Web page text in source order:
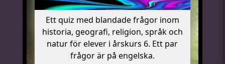
Ett quiz med blandade frågor inom
historia, geografi, religion, språk och
natur för elever i årskurs 6. Ett par
frågor är på engelska.